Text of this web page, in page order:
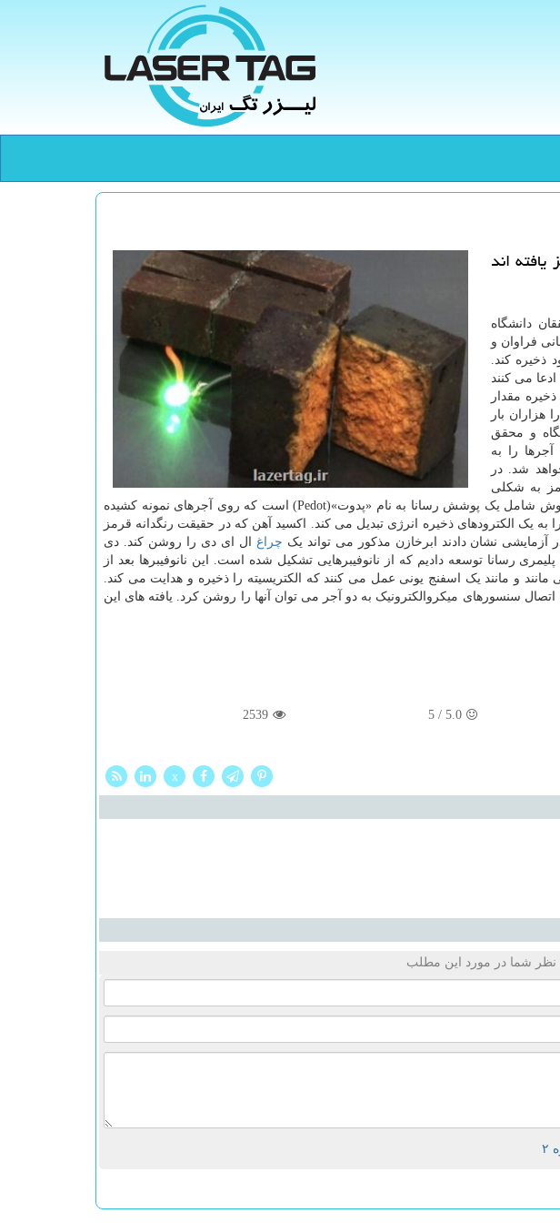
اند
دانشگاه
فراوان و
ذخیره کند.
می کنند
مقدار
بار
و محقق
را به
شد. در
به شکلی
ذخیره انرژی یافته اند که ابرخازن نام دارد. این روش شامل یک پوشش رسانا به نام «پدوت»(Pedot) است که روی آجرهای نمونه کشیده
یک الکترودهای ذخیره انرژی تبدیل می کند. اکسید آهن که در حقیقت رنگدانه قرمز
نشان دادند ابرخازن مذکور می تواند یک چراغ ال ای دی را روشن کند. دی
رسانا توسعه دادیم که از نانوفیبرهایی تشکیل شده است. این نانوفیبرها بعد از
و مانند یک اسفنج یونی عمل می کنند که الکتریسیته را ذخیره و هدایت می کند.
سنسورهای میکروالکترونیک به دو آجر می توان آنها را روشن کرد. یافته های این
5.0
/
5
2539
x
نظر شما در مورد این مطلب